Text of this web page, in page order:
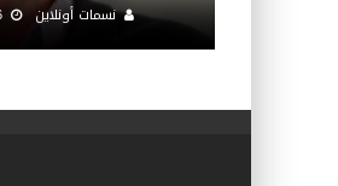
نسمات أونلاين